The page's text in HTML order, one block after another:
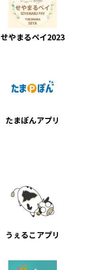
せやまるペイ2023
たまぽんアプリ
うぇるこアプリ